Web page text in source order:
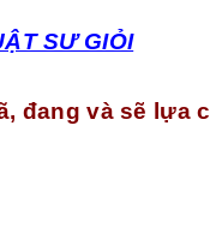
SƯ GIỎI
đang và sẽ lựa